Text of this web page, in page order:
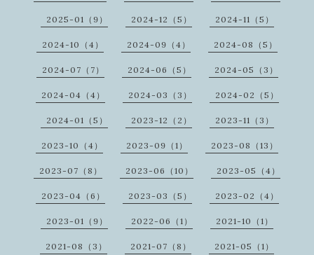
2025-01（9） 2024-12（5） 2024-11（5）
2024-10（4） 2024-09（4） 2024-08（5）
2024-07（7） 2024-06（5） 2024-05（3）
2024-04（4） 2024-03（3） 2024-02（5）
2024-01（5） 2023-12（2） 2023-11（3）
2023-10（4） 2023-09（1） 2023-08（13）
2023-07（8） 2023-06（10） 2023-05（4）
2023-04（6） 2023-03（5） 2023-02（4）
2023-01（9） 2022-06（1） 2021-10（1）
2021-08（3） 2021-07（8） 2021-05（1）